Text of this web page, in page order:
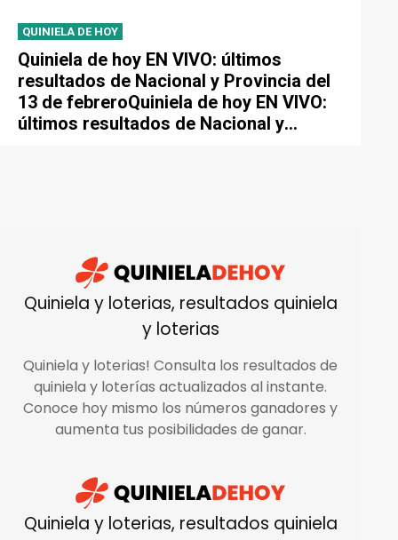
QUINIELA DE HOY
Quiniela de hoy EN VIVO: últimos
resultados de Nacional y Provincia del
13 de febreroQuiniela de hoy EN VIVO:
últimos resultados de Nacional y